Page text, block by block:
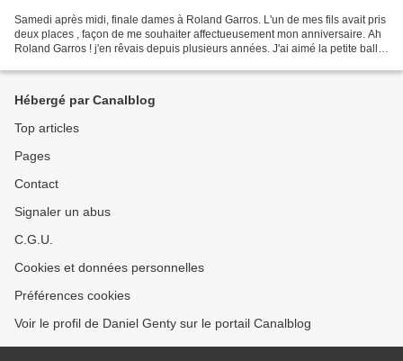
Samedi après midi, finale dames à Roland Garros. L'un de mes fils avait pris
deux places , façon de me souhaiter affectueusement mon anniversaire. Ah
Roland Garros ! j'en rêvais depuis plusieurs années. J'ai aimé la petite balle
Hébergé par Canalblog
Top articles
Pages
Contact
Signaler un abus
C.G.U.
Cookies et données personnelles
Préférences cookies
Voir le profil de Daniel Genty sur le portail Canalblog